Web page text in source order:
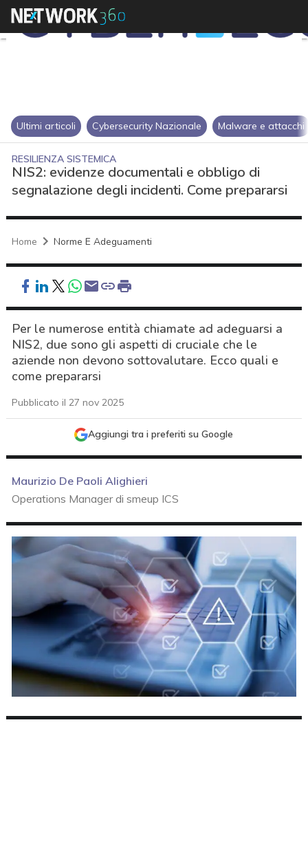
Ultimi articoli Cybersecurity Nazionale Malware e attacchi
RESILIENZA SISTEMICA
NIS2: evidenze documentali e obbligo di
segnalazione degli incidenti. Come prepararsi
Home Norme E Adeguamenti
Per le numerose entità chiamate ad adeguarsi a
NIS2, due sono gli aspetti di cruciale che le
aziende non devono sottovalutare. Ecco quali e
come prepararsi
Pubblicato il 27 nov 2025
Aggiungi tra i preferiti su Google
Maurizio De Paoli Alighieri
Operations Manager di smeup ICS